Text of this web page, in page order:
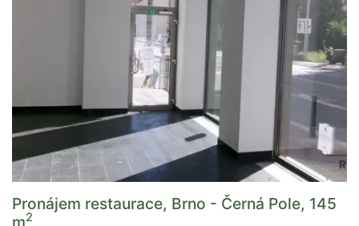
Pronájem restaurace, Brno - Černá Pole, 145
m2